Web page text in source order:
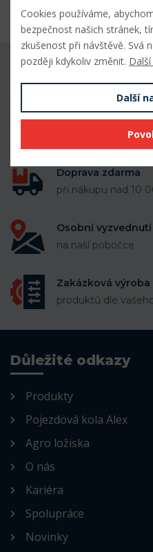
Máte dotaz k
50 000 položek
k dispozici skladem
Doprava zdarma
při nákupu nad 10
Osobní vyzvednutí
na naší pobočce
Zakázková výroba
produktů dle
Důležité odkazy
Produkty
Pojezdová kola Alex
Agro ložiska
O nás
Kariéra
Spolupráce
Novinky
Cookies používáme,
bezpečnost našich stránek,
zkušenost při návštěvě. Svá
později kdykoliv změnit.
Další